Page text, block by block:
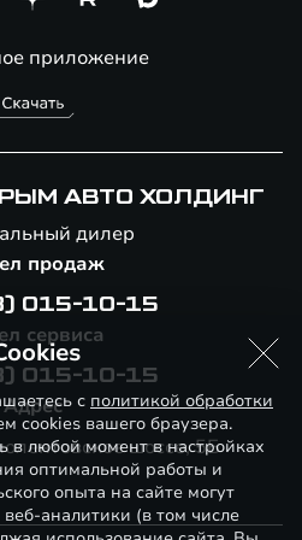
приложение
АВТО ХОЛДИНГ
дилер
продаж
015-10-15
сервиса
015-10-15
Адрес
шоссе, 5Б
с политикой обработки
cookies вашего браузера.
в любой момент в настройках
оптимальной работы и
опыта на сайте могут
аналитики (в том числе